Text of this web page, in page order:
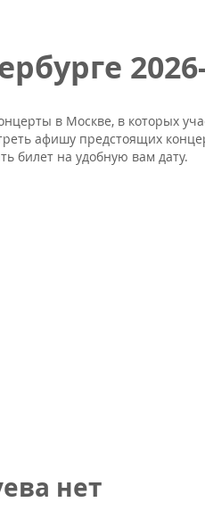
в Москве, в которых
афишу предстоящих
билет на удобную вам дату.
нет